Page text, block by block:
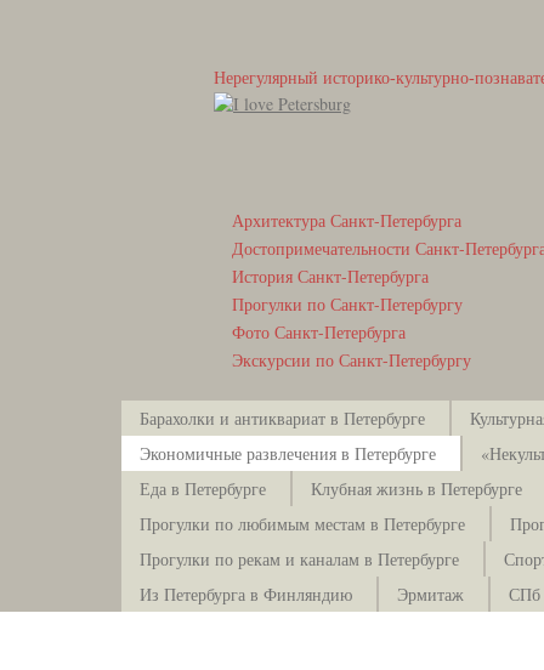
Нерегулярный историко-культурно-
Архитектура Санкт-Петербурга
Достопримечательности Санкт-
История Санкт-Петербурга
Прогулки по Санкт-Петербургу
Фото Санкт-Петербурга
Экскурсии по Санкт-Петербургу
Барахолки и антиквариат в Петербурге
Экономичные развлечения в Петербурге
Еда в Петербурге
Клубная жизнь в Петербурге
Прогулки по любимым местам в Петербурге
Прогулки по рекам и каналам в Петербурге
Из Петербурга в Финляндию
Эрмитаж СПб